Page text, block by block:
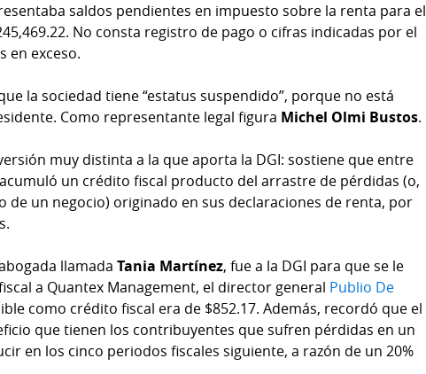
saldos pendientes en impuesto sobre la renta para el
No consta registro de pago o cifras indicadas por el
en exceso.
la sociedad tiene “estatus suspendido”, porque no está
Como representante legal figura Michel Olmi Bustos.
muy distinta a la que aporta la DGI: sostiene que entre
un crédito fiscal producto del arrastre de pérdidas (o,
de un negocio) originado en sus declaraciones de renta, por
llamadaTania Martínez, fue a la DGI para que se le
a Quantex Management, el director general Publio De
como crédito fiscal era de $852.17. Además, recordó que el
que tienen los contribuyentes que sufren pérdidas en un
en los cinco periodos fiscales siguiente, a razón de un 20%